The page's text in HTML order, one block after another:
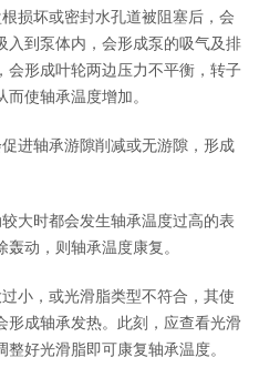
损坏或密封水孔道被阻塞后，会
入到泵体内，会形成泵的吸气及排
会形成叶轮两边压力不平衡，转子
使轴承温度增加。
进轴承游隙削减或无游隙，形成
大时都会发生轴承温度过高的表
动，则轴承温度康复。
小，或光滑脂类型不符合，其使
形成轴承发热。此刻，应查看光滑
好光滑脂即可康复轴承温度。